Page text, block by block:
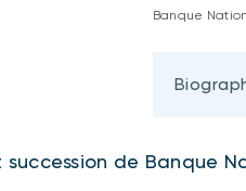
Banque
de Banque